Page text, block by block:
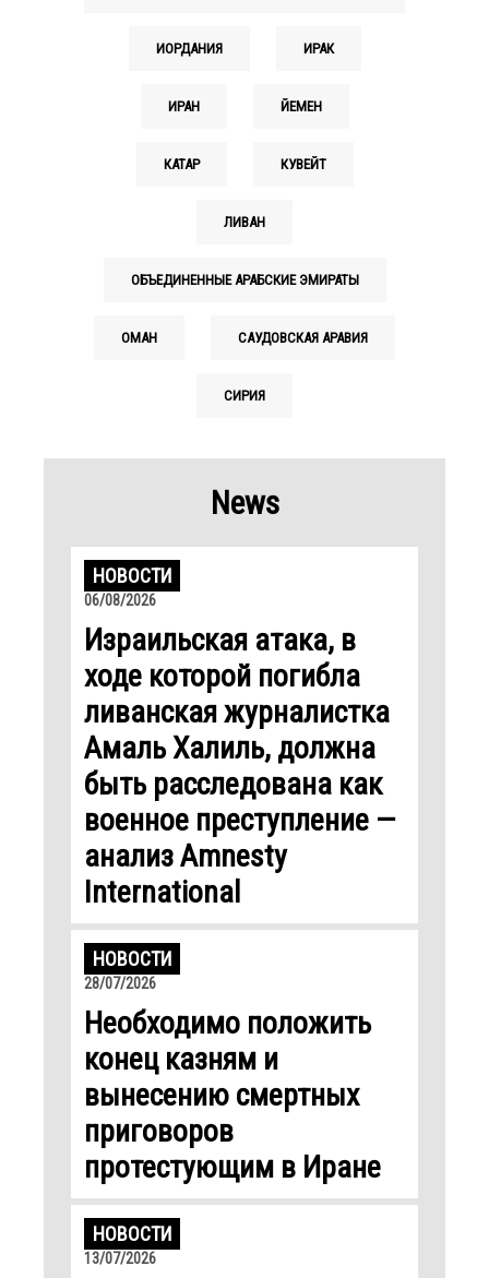
ИОРДАНИЯ ИРАК
ИРАН ЙЕМЕН
КАТАР КУВЕЙТ
ЛИВАН
ОБЪЕДИНЕННЫЕ АРАБСКИЕ ЭМИРАТЫ
ОМАН САУДОВСКАЯ АРАВИЯ
СИРИЯ
News
НОВОСТИ
06/08/2026
Израильская атака, в
ходе которой погибла
ливанская журналистка
Амаль Халиль, должна
быть расследована как
военное преступление —
анализ Amnesty
International
НОВОСТИ
28/07/2026
Необходимо положить
конец казням и
вынесению смертных
приговоров
протестующим в Иране
НОВОСТИ
13/07/2026